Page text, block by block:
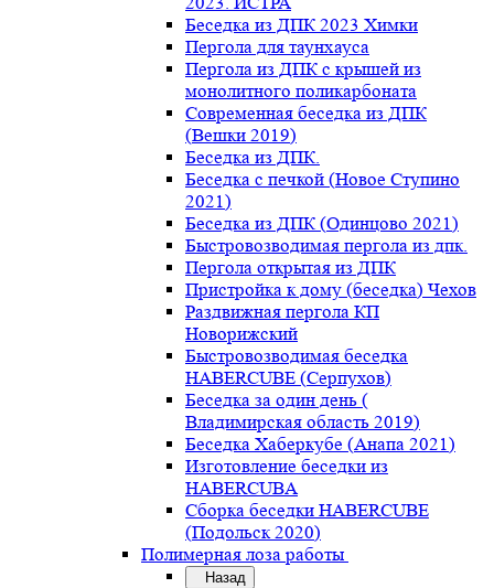
Беседка из ДПК 2023 Химки
Пергола для таунхауса
Пергола из ДПК с крышей из
монолитного поликарбоната
Современная беседка из ДПК
(Вешки 2019)
Беседка из ДПК.
Беседка с печкой (Новое Ступино
2021)
Беседка из ДПК (Одинцово 2021)
Быстровозводимая пергола из дпк.
Пергола открытая из ДПК
Пристройка к дому (беседка) Чехов
Раздвижная пергола КП
Новорижский
Быстровозводимая беседка
HABERCUBE (Серпухов)
Беседка за один день (
Владимирская область 2019)
Беседка Хаберкубе (Анапа 2021)
Изготовление беседки из
HABERCUBA
Сборка беседки HABERCUBE
(Подольск 2020)
Полимерная лоза работы
Назад